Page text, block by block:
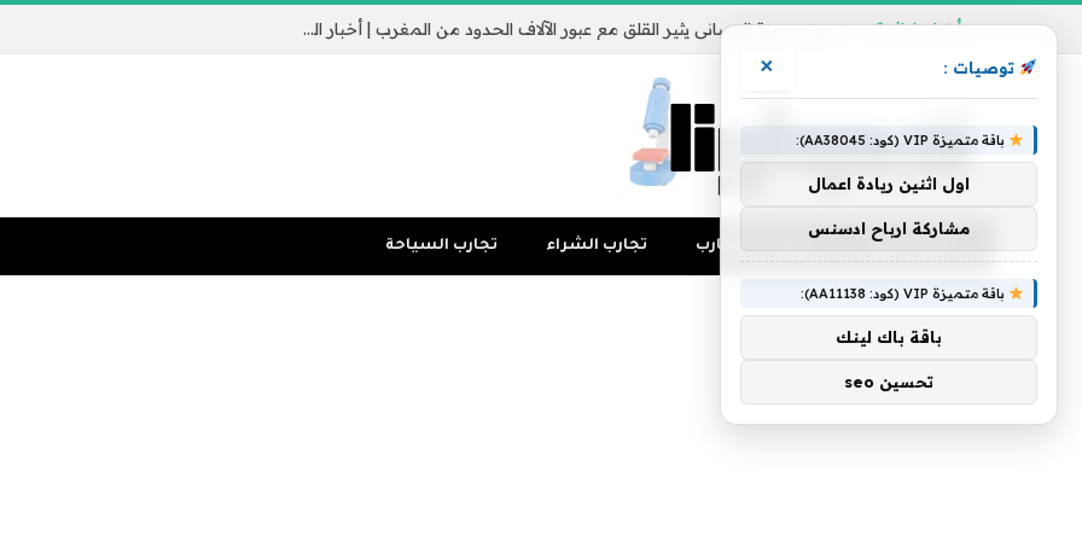
أخبار شائعة جيب سبتة الإسباني يثير القلق مع عبور الآلاف الحدود من المغرب | أخبار الهجرة
تجارب المال منوعات التجارب تجارب الشراء تجارب السياحة
توصيات : ×
باقة متميزة VIP (كود: AA38045):
اول اثنين ريادة اعمال
مشاركة ارباح ادسنس
باقة متميزة VIP (كود: AA11138):
باقة باك لينك
تحسين seo